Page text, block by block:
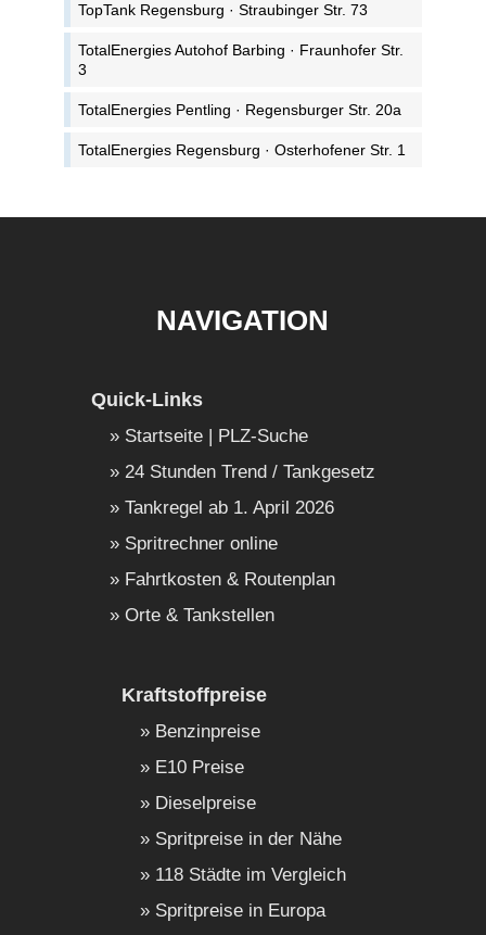
TopTank Regensburg · Straubinger Str. 73
TotalEnergies Autohof Barbing · Fraunhofer Str.
3
TotalEnergies Pentling · Regensburger Str. 20a
TotalEnergies Regensburg · Osterhofener Str. 1
NAVIGATION
Quick-Links
Startseite | PLZ-Suche
24 Stunden Trend / Tankgesetz
Tankregel ab 1. April 2026
Spritrechner online
Fahrtkosten & Routenplan
Orte & Tankstellen
Kraftstoffpreise
Benzinpreise
E10 Preise
Dieselpreise
Spritpreise in der Nähe
118 Städte im Vergleich
Spritpreise in Europa